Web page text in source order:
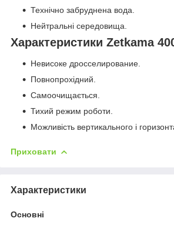
Технічно забруднена вода.
Нейтральні середовища.
Характеристики Zetkama
Невисоке дросселирование.
Повнопрохідний.
Самоочищається.
Тихий режим роботи.
Можливість вертикального і
Приховати
Характеристики
Основні